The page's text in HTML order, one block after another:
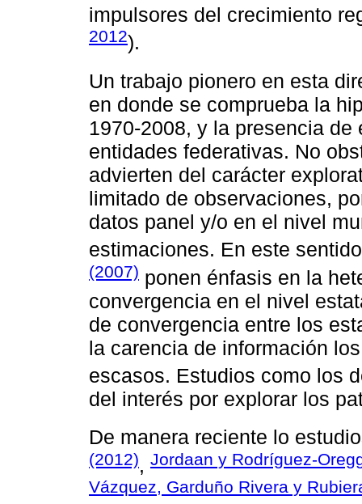
impulsores del crecimiento
2012).
Un trabajo pionero en esta
en donde se comprueba la
1970-2008, y la presencia
entidades federativas. No
advierten del carácter
limitado de observaciones,
datos panel y/o en el nivel
estimaciones. En este
(2007) ponen énfasis en la
convergencia en el nivel
de convergencia entre los
la carencia de información
escasos. Estudios como los
del interés por explorar los
De manera reciente lo
(2012), Jordaan y Rodríguez-
Vázquez, Garduño Rivera y